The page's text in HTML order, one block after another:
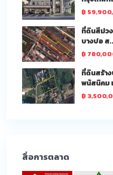
฿
ที่ดินสีม่ว
บางบ่อ ส
฿
ที่ดินสร้า
พนัสนิคม
฿
สื่อการตลาด